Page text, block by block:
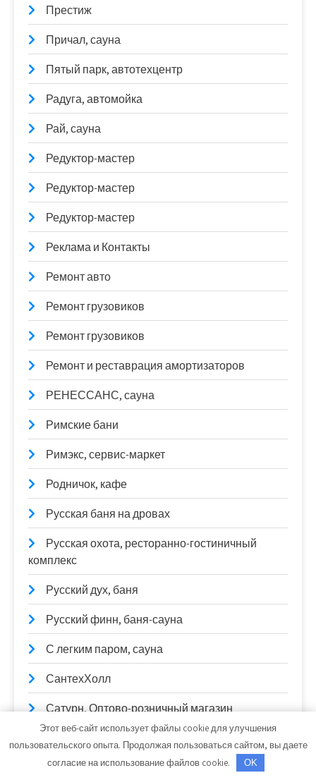
Престиж
Причал, сауна
Пятый парк, автотехцентр
Радуга, автомойка
Рай, сауна
Редуктор-мастер
Редуктор-мастер
Редуктор-мастер
Реклама и Контакты
Ремонт авто
Ремонт грузовиков
Ремонт грузовиков
Ремонт и реставрация амортизаторов
РЕНЕССАНС, сауна
Римские бани
Римэкс, сервис-маркет
Родничок, кафе
Русская баня на дровах
Русская охота, ресторанно-гостиничный
комплекс
Русский дух, баня
Русский финн, баня-сауна
С легким паром, сауна
СантехХолл
Сатурн, Оптово-розничный магазин
Сауна на Илекской
Сауна, Сауна
Этот веб-сайт использует файлы cookie для улучшения
пользовательского опыта. Продолжая пользоваться сайтом, вы даете
согласие на использование файлов cookie.
OK